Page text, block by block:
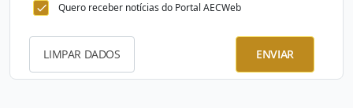
Quero receber notícias do Portal AECWeb
LIMPAR DADOS ENVIAR